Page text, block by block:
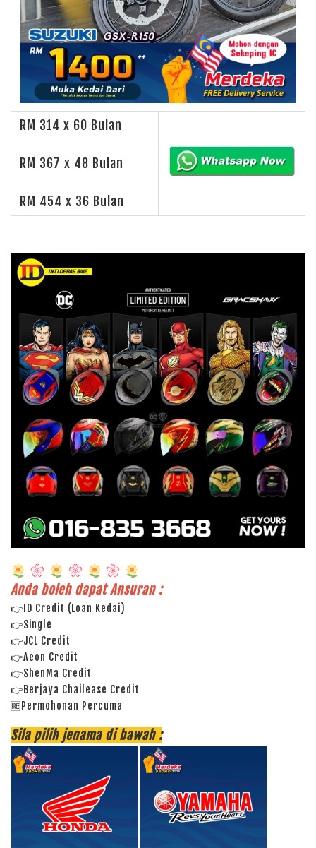
RM 314 x 60 Bulan
RM 367 x 48 Bulan
RM 454 x 36 Bulan
Anda boleh dapat Ansuran :
👉ID Credit (Loan Kedai)
👉Single
👉JCL Credit
👉Aeon Credit
👉ShenMa Credit
👉Berjaya Chailease Credit
🆓Permohonan Percuma
Sila pilih jenama di bawah :